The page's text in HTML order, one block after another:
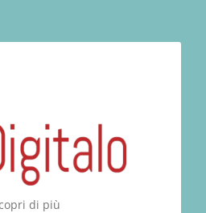
di più
archiviazione
in
aziendali in modo
sicuro.
Risparmi
e
cartacea